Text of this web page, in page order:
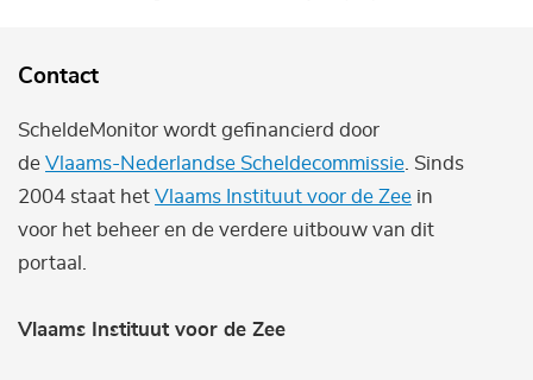
Contact
ScheldeMonitor wordt gefinancierd door
de Vlaams-Nederlandse Scheldecommissie . Sinds
2004 staat het Vlaams Instituut voor de Zee in
voor het beheer en de verdere uitbouw van dit
portaal.
Vlaams Instituut voor de Zee